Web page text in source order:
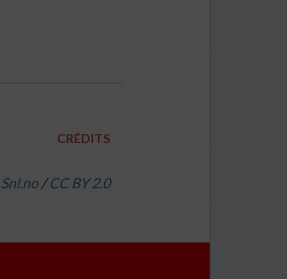
CRÉDITS
Snl.no/CC BY 2.0